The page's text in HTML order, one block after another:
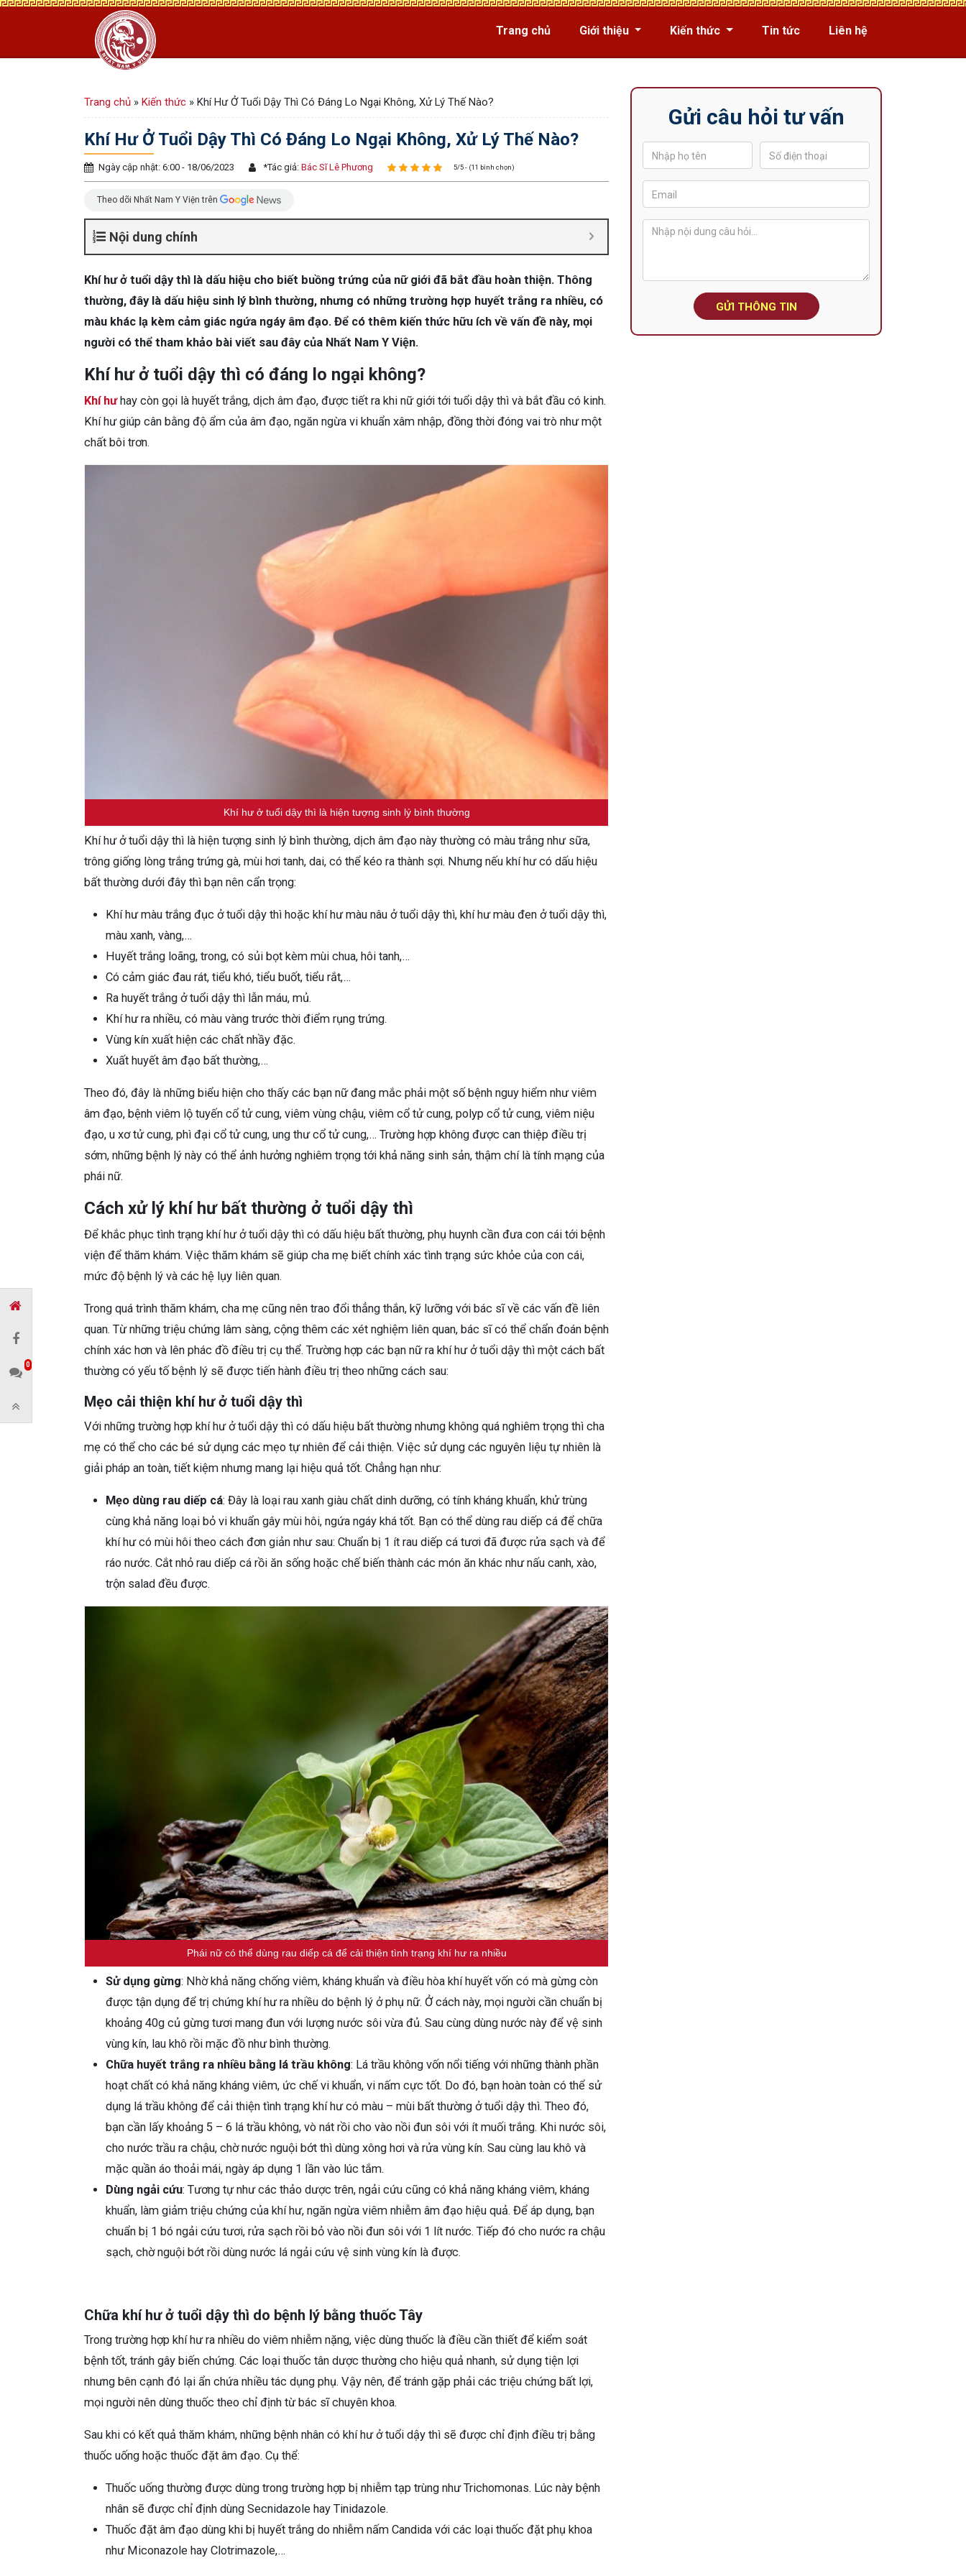
Trang chủ Giới thiệu Kiến thức Tin tức Liên hệ
Trang chủ » Kiến thức » Khí Hư Ở Tuổi Dậy Thì Có Đáng Lo Ngại Không, Xử Lý Thế Nào?
Khí Hư Ở Tuổi Dậy Thì Có Đáng Lo Ngại Không, Xử Lý Thế Nào?
Ngày cập nhật: 6:00 - 18/06/2023 *Tác giả: Bác Sĩ Lê Phương 5/5 - (11 bình chọn)
Theo dõi Nhất Nam Y Viện trên
Nội dung chính
Khí hư ở tuổi dậy thì là dấu hiệu cho biết buồng trứng của nữ giới đã bắt đầu hoàn thiện. Thông
thường, đây là dấu hiệu sinh lý bình thường, nhưng có những trường hợp huyết trắng ra nhiều, có
màu khác lạ kèm cảm giác ngứa ngáy âm đạo. Để có thêm kiến thức hữu ích về vấn đề này, mọi
người có thể tham khảo bài viết sau đây của Nhất Nam Y Viện.
Khí hư ở tuổi dậy thì có đáng lo ngại không?
Khí hưhay còn gọi là huyết trắng, dịch âm đạo, được tiết ra khi nữ giới tới tuổi dậy thì và bắt đầu có kinh.
Khí hư giúp cân bằng độ ẩm của âm đạo, ngăn ngừa vi khuẩn xâm nhập, đồng thời đóng vai trò như một
chất bôi trơn.
Khí hư ở tuổi dậy thì là hiện tượng sinh lý bình thường
Khí hư ở tuổi dậy thì là hiện tượng sinh lý bình thường, dịch âm đạo này thường có màu trắng như sữa,
trông giống lòng trắng trứng gà, mùi hơi tanh, dai, có thể kéo ra thành sợi. Nhưng nếu khí hư có dấu hiệu
bất thường dưới đây thì bạn nên cẩn trọng:
Khí hư màu trắng đục ở tuổi dậy thì hoặc khí hư màu nâu ở tuổi dậy thì, khí hư màu đen ở tuổi dậy thì,
màu xanh, vàng,…
Huyết trắng loãng, trong, có sủi bọt kèm mùi chua, hôi tanh,…
Có cảm giác đau rát, tiểu khó, tiểu buốt, tiểu rắt,…
Ra huyết trắng ở tuổi dậy thì lẫn máu, mủ.
Khí hư ra nhiều, có màu vàng trước thời điểm rụng trứng.
Vùng kín xuất hiện các chất nhầy đặc.
Xuất huyết âm đạo bất thường,…
Theo đó, đây là những biểu hiện cho thấy các bạn nữ đang mắc phải một số bệnh nguy hiểm như viêm
âm đạo, bệnh viêm lộ tuyến cổ tử cung, viêm vùng chậu, viêm cổ tử cung, polyp cổ tử cung, viêm niệu
đạo, u xơ tử cung, phì đại cổ tử cung, ung thư cổ tử cung,… Trường hợp không được can thiệp điều trị
sớm, những bệnh lý này có thể ảnh hưởng nghiêm trọng tới khả năng sinh sản, thậm chí là tính mạng của
phái nữ.
Cách xử lý khí hư bất thường ở tuổi dậy thì
Để khắc phục tình trạng khí hư ở tuổi dậy thì có dấu hiệu bất thường, phụ huynh cần đưa con cái tới bệnh
viện để thăm khám. Việc thăm khám sẽ giúp cha mẹ biết chính xác tình trạng sức khỏe của con cái,
mức độ bệnh lý và các hệ lụy liên quan.
Trong quá trình thăm khám, cha mẹ cũng nên trao đổi thẳng thắn, kỹ lưỡng với bác sĩ về các vấn đề liên
quan. Từ những triệu chứng lâm sàng, cộng thêm các xét nghiệm liên quan, bác sĩ có thể chẩn đoán bệnh
chính xác hơn và lên phác đồ điều trị cụ thể. Trường hợp các bạn nữ ra khí hư ở tuổi dậy thì một cách bất
thường có yếu tố bệnh lý sẽ được tiến hành điều trị theo những cách sau:
Mẹo cải thiện khí hư ở tuổi dậy thì
Với những trường hợp khí hư ở tuổi dậy thì có dấu hiệu bất thường nhưng không quá nghiêm trọng thì cha
mẹ có thể cho các bé sử dụng các mẹo tự nhiên để cải thiện. Việc sử dụng các nguyên liệu tự nhiên là
giải pháp an toàn, tiết kiệm nhưng mang lại hiệu quả tốt. Chẳng hạn như:
Mẹo dùng rau diếp cá: Đây là loại rau xanh giàu chất dinh dưỡng, có tính kháng khuẩn, khử trùng
cùng khả năng loại bỏ vi khuẩn gây mùi hôi, ngứa ngáy khá tốt. Bạn có thể dùng rau diếp cá để chữa
khí hư có mùi hôi theo cách đơn giản như sau: Chuẩn bị 1 ít rau diếp cá tươi đã được rửa sạch và để
ráo nước. Cắt nhỏ rau diếp cá rồi ăn sống hoặc chế biến thành các món ăn khác như nấu canh, xào,
trộn salad đều được.
Phái nữ có thể dùng rau diếp cá để cải thiện tình trạng khí hư ra nhiều
Sử dụng gừng: Nhờ khả năng chống viêm, kháng khuẩn và điều hòa khí huyết vốn có mà gừng còn
được tận dụng để trị chứng khí hư ra nhiều do bệnh lý ở phụ nữ. Ở cách này, mọi người cần chuẩn bị
khoảng 40g củ gừng tươi mang đun với lượng nước sôi vừa đủ. Sau cùng dùng nước này để vệ sinh
vùng kín, lau khô rồi mặc đồ như bình thường.
Chữa huyết trắng ra nhiều bằng lá trầu không: Lá trầu không vốn nổi tiếng với những thành phần
hoạt chất có khả năng kháng viêm, ức chế vi khuẩn, vi nấm cực tốt. Do đó, bạn hoàn toàn có thể sử
dụng lá trầu không để cải thiện tình trạng khí hư có màu – mùi bất thường ở tuổi dậy thì. Theo đó,
bạn cần lấy khoảng 5 – 6 lá trầu không, vò nát rồi cho vào nồi đun sôi với ít muối trắng. Khi nước sôi,
cho nước trầu ra chậu, chờ nước nguội bớt thì dùng xông hơi và rửa vùng kín. Sau cùng lau khô và
mặc quần áo thoải mái, ngày áp dụng 1 lần vào lúc tắm.
Dùng ngải cứu: Tương tự như các thảo dược trên, ngải cứu cũng có khả năng kháng viêm, kháng
khuẩn, làm giảm triệu chứng của khí hư, ngăn ngừa viêm nhiễm âm đạo hiệu quả. Để áp dụng, bạn
chuẩn bị 1 bó ngải cứu tươi, rửa sạch rồi bỏ vào nồi đun sôi với 1 lít nước. Tiếp đó cho nước ra chậu
sạch, chờ nguội bớt rồi dùng nước lá ngải cứu vệ sinh vùng kín là được.
Chữa khí hư ở tuổi dậy thì do bệnh lý bằng thuốc Tây
Trong trường hợp khí hư ra nhiều do viêm nhiễm nặng, việc dùng thuốc là điều cần thiết để kiểm soát
bệnh tốt, tránh gây biến chứng. Các loại thuốc tân dược thường cho hiệu quả nhanh, sử dụng tiện lợi
nhưng bên cạnh đó lại ẩn chứa nhiều tác dụng phụ. Vậy nên, để tránh gặp phải các triệu chứng bất lợi,
mọi người nên dùng thuốc theo chỉ định từ bác sĩ chuyên khoa.
Sau khi có kết quả thăm khám, những bệnh nhân có khí hư ở tuổi dậy thì sẽ được chỉ định điều trị bằng
thuốc uống hoặc thuốc đặt âm đạo. Cụ thể:
Thuốc uống thường được dùng trong trường hợp bị nhiễm tạp trùng như Trichomonas. Lúc này bệnh
nhân sẽ được chỉ định dùng Secnidazole hay Tinidazole.
Thuốc đặt âm đạo dùng khi bị huyết trắng do nhiễm nấm Candida với các loại thuốc đặt phụ khoa
như Miconazole hay Clotrimazole,…
Gửi câu hỏi tư vấn
GỬI THÔNG TIN
0